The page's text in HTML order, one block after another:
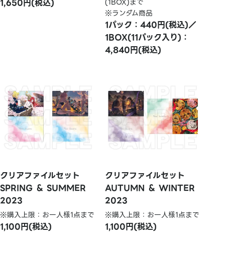
1,650円(税込)
※ランダム商品
1パック：440円(税込)／
1BOX(11パック入り)：
4,840円(税込)
クリアファイルセット
SPRING ＆ SUMMER
2023
※購入上限：お一人様1点まで
1,100円(税込)
クリアファイルセット
AUTUMN ＆ WINTER
2023
※購入上限：お一人様1点まで
1,100円(税込)